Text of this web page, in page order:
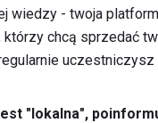
wiedzy - twoja
którzy chcą sprzedać
uczestniczysz
"lokalna",